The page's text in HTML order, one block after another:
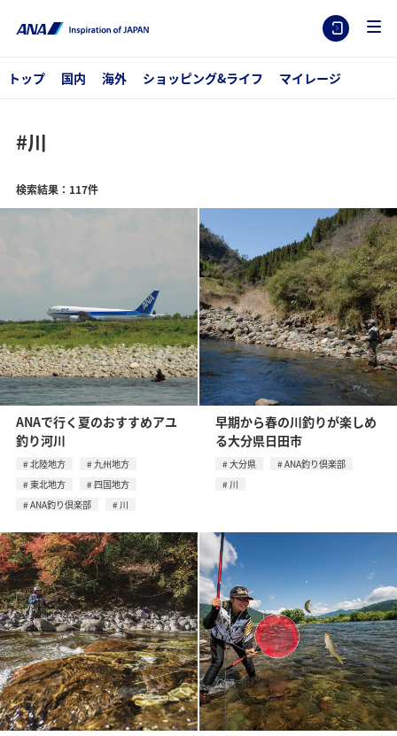
トップ 国内 海外 ショッピング&ライフ マイレージ
#川
検索結果：117件
ANAで行く夏のおすすめアユ
釣り河川
北陸地方
九州地方
東北地方
四国地方
ANA釣り倶楽部
川
早期から春の川釣りが楽しめ
る大分県日田市
大分県
ANA釣り倶楽部
川